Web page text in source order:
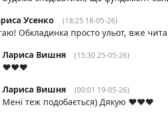
Усенко
(18:25 18-05-26)
Обкладинка просто ульот, вже
Лариса Вишня
(15:30 25-05-26)
❤️❤️❤️
Лариса Вишня
(00:01 19-05-26)
Мені теж подобається) Дякую ❤️❤️❤️